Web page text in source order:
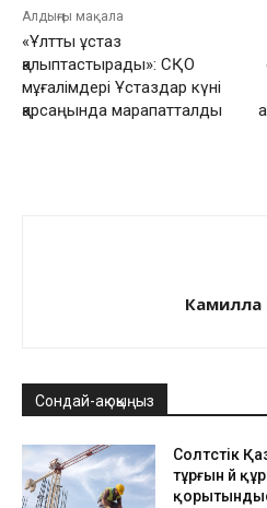
Алдыңғы мақала
«Ұлтты ұстаз
қалыптастырады»: СҚО
мұғалімдері Ұстаздар күні
қарсаңында марапатталды
Камилла
Сондай-ақ оқыңыз
Солтүстік
тұрғын үй